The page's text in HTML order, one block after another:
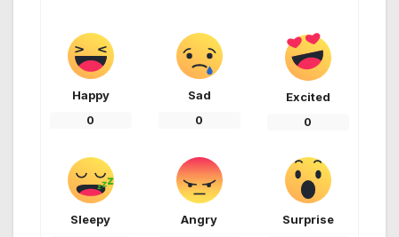
Happy
0
Sad
0
Excited
0
Sleepy Angry Surprise